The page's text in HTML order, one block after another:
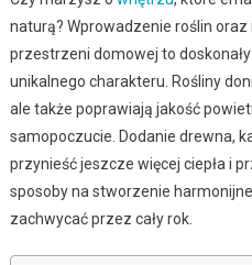
naturą? Wprowadzenie roślin
przestrzeni domowej to
unikalnego charakteru. Rośliny
ale także poprawiają jakość
samopoczucie. Dodanie drewna,
przynieść jeszcze więcej ciepła i
sposoby na stworzenie
zachwycać przez cały rok.